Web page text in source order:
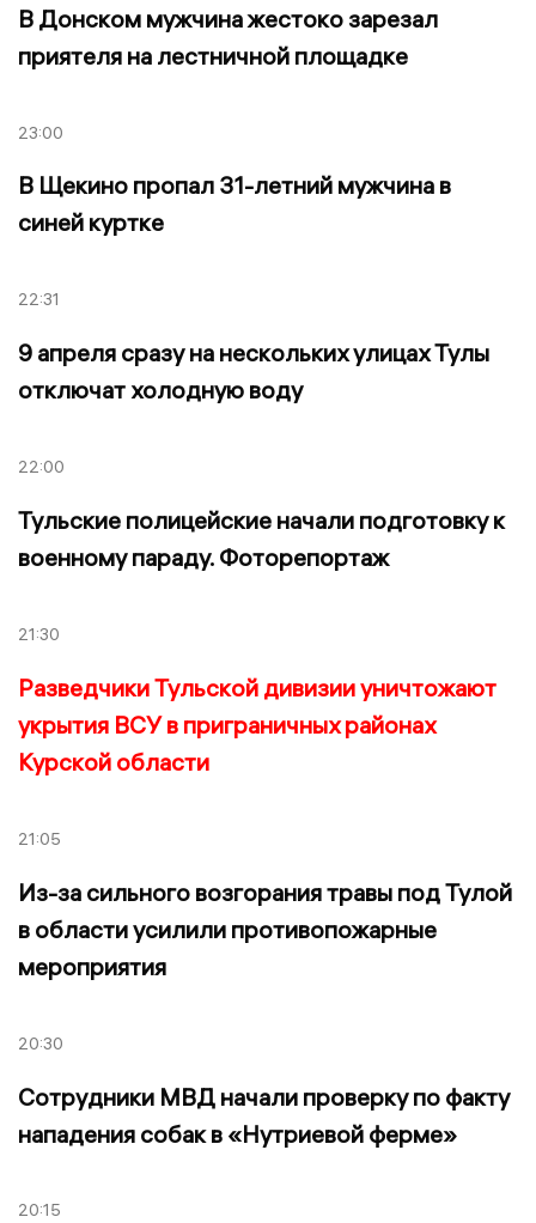
В Донском мужчина жестоко зарезал
приятеля на лестничной площадке
23:00
В Щекино пропал 31-летний мужчина в
синей куртке
22:31
9 апреля сразу на нескольких улицах Тулы
отключат холодную воду
22:00
Тульские полицейские начали подготовку к
военному параду. Фоторепортаж
21:30
Разведчики Тульской дивизии уничтожают
укрытия ВСУ в приграничных районах
Курской области
21:05
Из-за сильного возгорания травы под Тулой
в области усилили противопожарные
мероприятия
20:30
Сотрудники МВД начали проверку по факту
нападения собак в «Нутриевой ферме»
20:15